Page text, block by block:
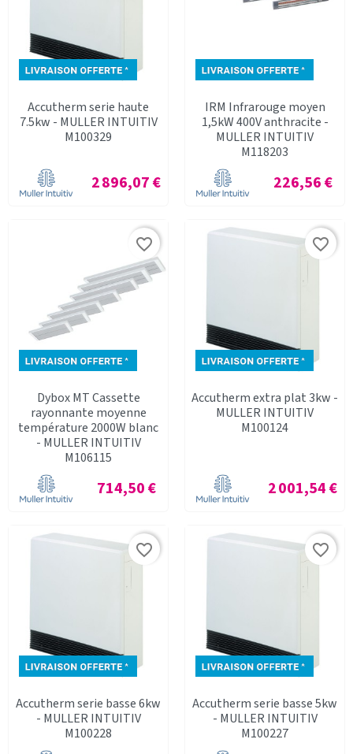
Accutherm serie haute
7.5kw - MULLER INTUITIV
M100329
Prix
2 896,07 €
IRM Infrarouge moyen
1,5kW 400V anthracite -
MULLER INTUITIV
M118203
Prix
226,56 €
Dybox MT Cassette
rayonnante moyenne
température 2000W blanc
- MULLER INTUITIV
M106115
Prix
714,50 €
favorite_border
Accutherm extra plat 3kw -
MULLER INTUITIV
M100124
Prix
2 001,54 €
favorite_border
Accutherm serie basse 6kw
- MULLER INTUITIV
M100228
favorite_border
Accutherm serie basse 5kw
- MULLER INTUITIV
M100227
favorite_border